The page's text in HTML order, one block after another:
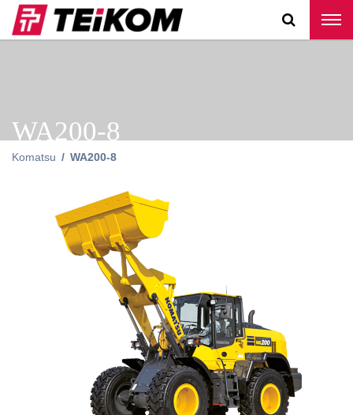
WA200-8
Komatsu WA200-8